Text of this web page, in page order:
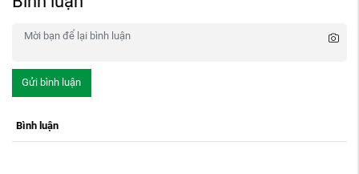
Gửi bình luận
Bình luận